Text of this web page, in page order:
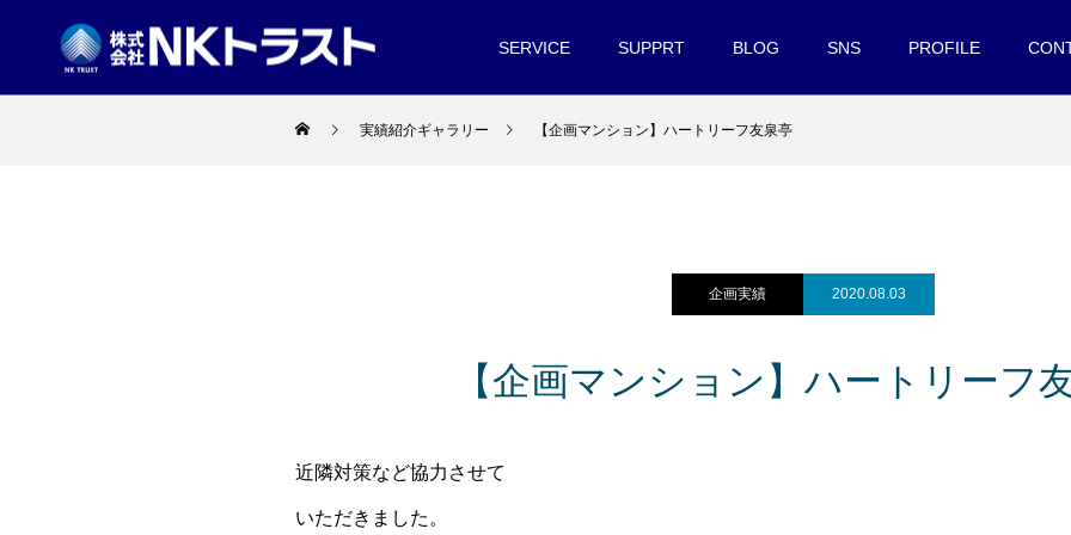
SERVICE SUPPRT BLOG SNS PROFILE
実績紹介ギャラリー 【企画マンション】ハートリーフ友泉亭
企画実績 2020.08.03
【企画マンション】ハートリーフ
近隣対策など協力させて
いただきました。